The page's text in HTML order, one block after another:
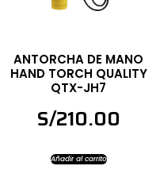
ANTORCHA DE MANO
HAND TORCH QUALITY
QTX-JH7
S/210.00
Añadir al carrito